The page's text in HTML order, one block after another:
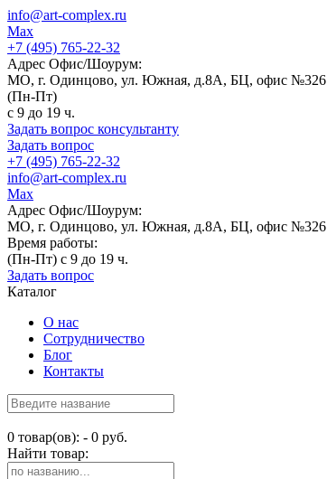
info@art-complex.ru
Max
+7 (495) 765-22-32
Адрес Офис/Шоурум:
МО, г. Одинцово, ул. Южная, д.8А, БЦ, офис №326
(Пн-Пт)
с 9 до 19 ч.
Задать вопрос консультанту
Задать вопрос
+7 (495) 765-22-32
info@art-complex.ru
Max
Адрес Офис/Шоурум:
МО, г. Одинцово, ул. Южная, д.8А, БЦ, офис №326
Время работы:
(Пн-Пт) с 9 до 19 ч.
Задать вопрос
Каталог
О нас
Сотрудничество
Блог
Контакты
0 товар(ов): - 0 руб.
Найти товар: